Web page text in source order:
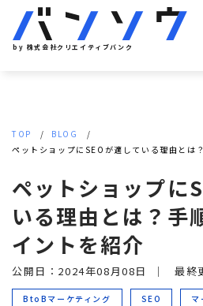
by 株式会社クリエイティブバンク
TOP
BLOG
ペットショップにSEOが適している理由とは
ペットショップに
いる理由とは？手
イントを紹介
公開日：2024年08月08日 ｜ 最終
BtoBマーケティング SEO マ